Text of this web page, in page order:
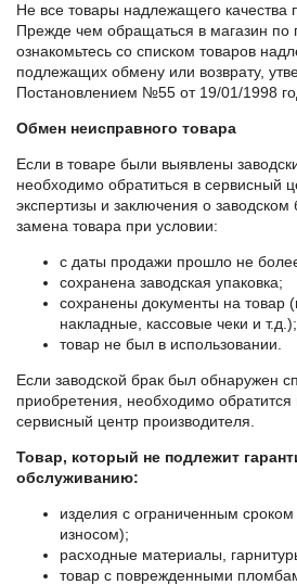
Не все товары надлежащего качества
Прежде чем обращаться в магазин по
ознакомьтесь со списком товаров
подлежащих обмену или возврату,
Постановлением №55 от 19/01/1998
Обмен неисправного товара
Если в товаре были выявлены
необходимо обратиться в сервисный
экспертизы и заключения о заводском
замена товара при условии:
с даты продажи прошло не
сохранена заводская упаковка;
сохранены документы на товар
накладные, кассовые чеки и т.д.);
товар не был в использовании.
Если заводской брак был обнаружен
приобретения, необходимо обратится
сервисный центр производителя.
Товар, который не подлежит
обслуживанию:
изделия с ограниченным
износом);
расходные материалы,
товар с поврежденными